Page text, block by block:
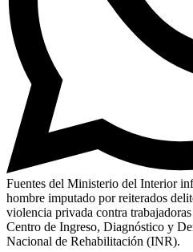
Fuentes del Ministerio del Interior
hombre imputado por reiterados
violencia privada contra
Centro de Ingreso, Diagnóstico y
Nacional de Rehabilitación (INR).